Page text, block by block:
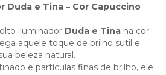
Duda e Tina – Cor Capuccino
iluminador Duda e Tina na cor
aquele toque de brilho sutil e
beleza natural.
e partículas finas de brilho, ele